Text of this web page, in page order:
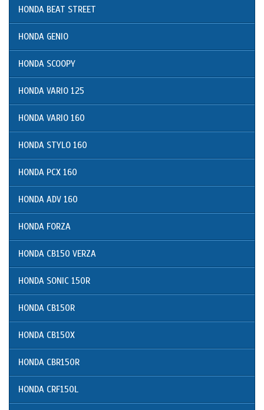
HONDA BEAT STREET
HONDA GENIO
HONDA SCOOPY
HONDA VARIO 125
HONDA VARIO 160
HONDA STYLO 160
HONDA PCX 160
HONDA ADV 160
HONDA FORZA
HONDA CB150 VERZA
HONDA SONIC 150R
HONDA CB150R
HONDA CB150X
HONDA CBR150R
HONDA CRF150L